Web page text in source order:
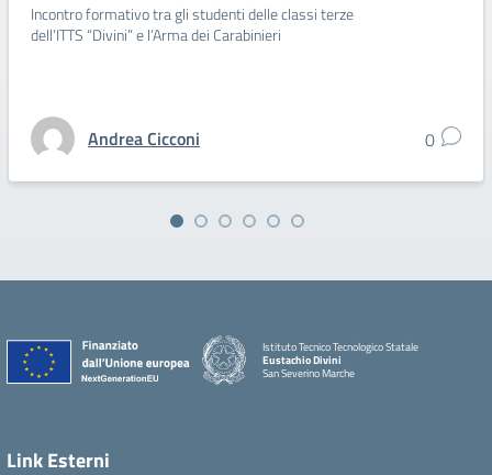
Incontro formativo tra gli studenti delle classi terze
dell’ITTS “Divini” e l’Arma dei Carabinieri
Andrea Cicconi 0
Istituto Tecnico Tecnologico Statale
Eustachio Divini
San Severino Marche
Link Esterni